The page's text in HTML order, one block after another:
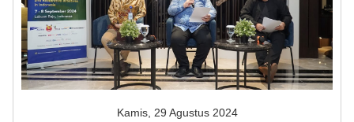
Kamis, 29 Agustus 2024